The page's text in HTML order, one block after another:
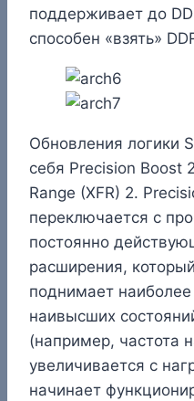
поддерживает до
способен «взять»
Обновления логики
себя Precision Boost
Range (XFR) 2.
переключается с
постоянно
расширения,
поднимает
наивысших
(например, частота
увеличивается с
начинает